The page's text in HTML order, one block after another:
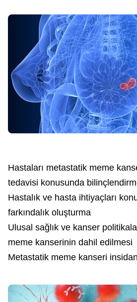
Hastaları metastatik meme
tedavisi konusunda
Hastalık ve hasta ihtiyaçları
farkındalık oluşturma
Ulusal sağlık ve kanser
meme kanserinin dahil edilmesi
Metastatik meme kanseri